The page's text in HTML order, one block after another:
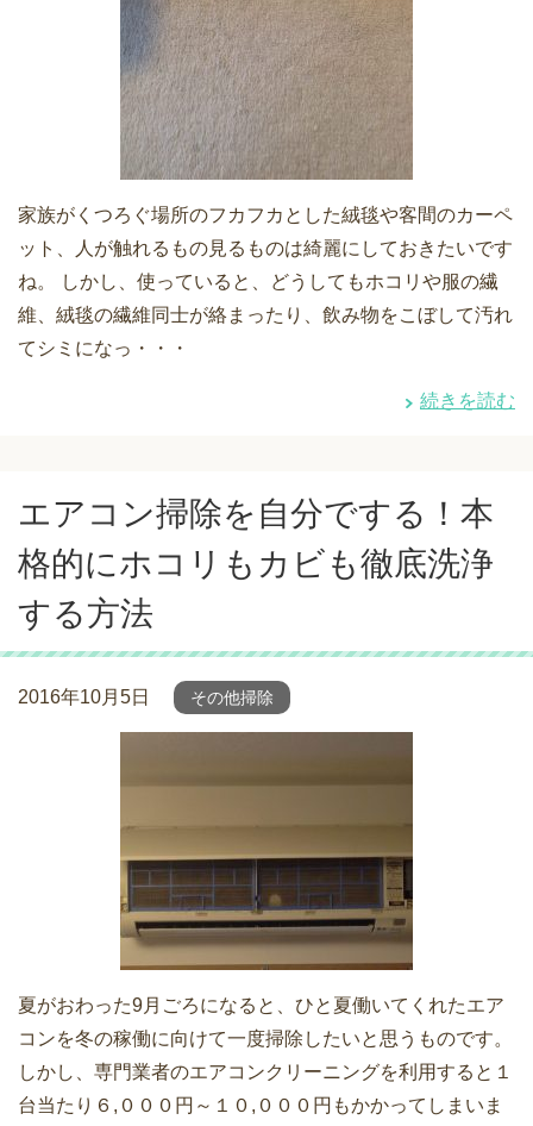
家族がくつろぐ場所のフカフカとした絨毯や客間のカーペ
ット、人が触れるもの見るものは綺麗にしておきたいです
ね。 しかし、使っていると、どうしてもホコリや服の繊
維、絨毯の繊維同士が絡まったり、飲み物をこぼして汚れ
てシミになっ・・・
続きを読む
エアコン掃除を自分でする！本
格的にホコリもカビも徹底洗浄
する方法
2016年10月5日 その他掃除
夏がおわった9月ごろになると、ひと夏働いてくれたエア
コンを冬の稼働に向けて一度掃除したいと思うものです。
しかし、専門業者のエアコンクリーニングを利用すると１
台当たり６,０００円～１０,０００円もかかってしまいま